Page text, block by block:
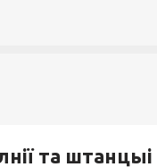
та штанцыі